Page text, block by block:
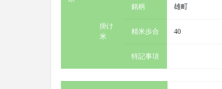
掛け
米
銘柄 雄町
精米歩合 40
特記事項